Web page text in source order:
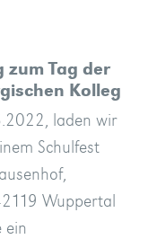
zum Tag der
Kolleg
laden wir
Schulfest
Wuppertal
ein